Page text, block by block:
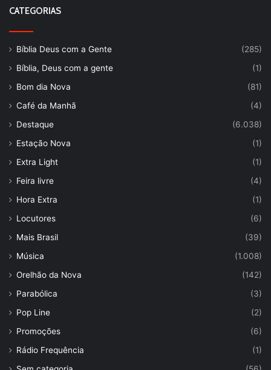
CATEGORIAS
Bíblia Deus com a Gente
(285)
Bíblia, Deus com a gente
(1)
Bom dia Nova
(81)
Café da Manhã
(4)
Destaque
(6.038)
Estação Nova
(1)
Extra Light
(1)
Feira livre
(4)
Hora Extra
(1)
Locutores
(6)
Mais Brasil
(39)
Música
(1.008)
Orelhão da Nova
(142)
Parabólica
(3)
Pop Line
(2)
Promoções
(6)
Rádio Frequência
(1)